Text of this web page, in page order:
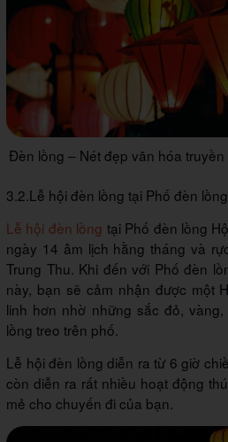
Đèn lồng – Nét đẹp văn hóa
3.2.Lễ hội đèn lồng tại Phố đèn
Lễ hội đèn lồng tại Phố đèn lồng
ngày 14 âm lịch hằng tháng và
Trung Thu. Khi đến với Phố đèn
này, bạn sẽ cảm nhận được một
linh hơn nhờ những sắc đỏ,
lồng treo trên phố.
Lễ hội đèn lồng diễn ra từ 6 giờ
còn diễn ra rất nhiều hoạt động
mẻ cho chuyến đi của bạn.